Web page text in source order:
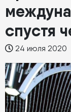
спустя
24 июля 2020